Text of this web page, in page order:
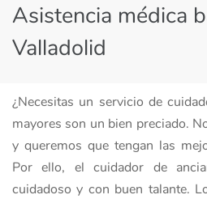
Asistencia médica
Valladolid
¿Necesitas un servicio de
mayores son un bien preciado.
y queremos que tengan las
Por ello, el cuidador de
cuidadoso y con buen talante.